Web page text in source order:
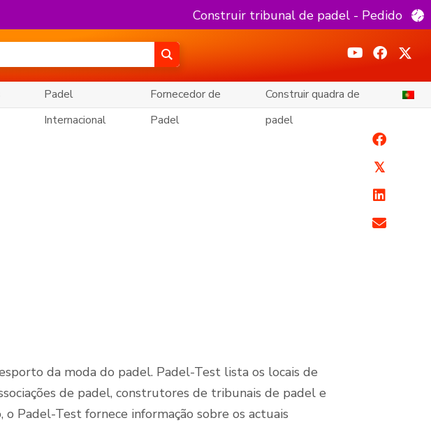
Construir tribunal de padel - Pedido
Padel
Internacional
Fornecedor de
Padel
Construir quadra de
padel
da moda do padel. Padel-Test lista os locais de
de padel, construtores de tribunais de padel e
Padel-Test fornece informação sobre os actuais
𝕏